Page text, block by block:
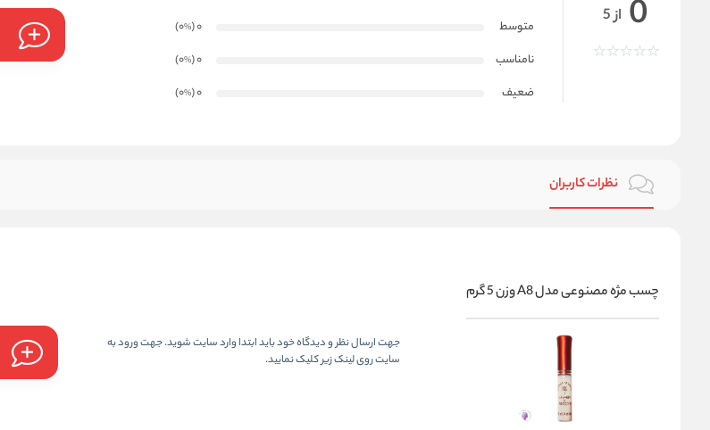
0 از 5
متوسط
0
(0
%
)
نامناسب
0
(0
%
)
ضعیف
0
(0
%
)
نظرات کاربران
چسب مژه مصنوعی مدل A8 وزن 5 گرم
جهت ارسال نظر و دیدگاه خود باید ابتدا وارد سایت شوید. جهت ورود به
سایت روی لینک زیر کلیک نمایید.